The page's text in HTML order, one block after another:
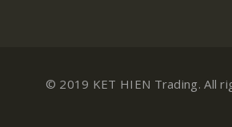
© 2019 KET HIEN Trading. All